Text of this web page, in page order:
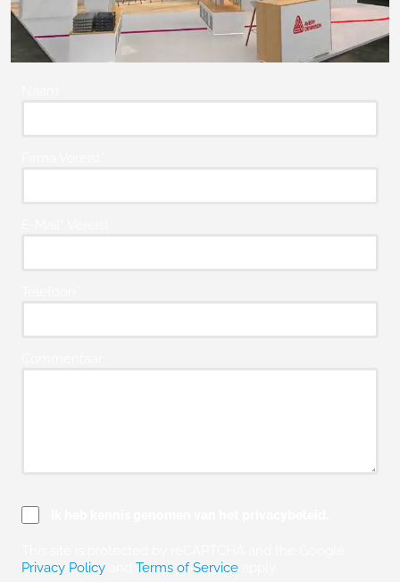
Privacy Policy
Terms of Service